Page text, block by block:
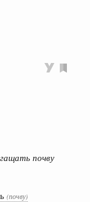
почву
(почву)